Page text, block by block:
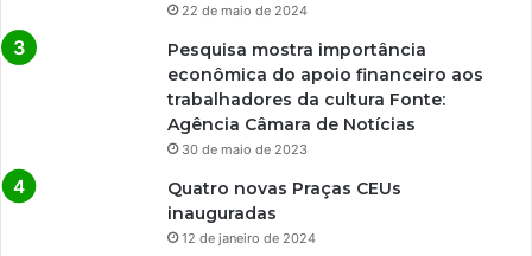
22 de maio de 2024
Pesquisa mostra importância
econômica do apoio financeiro aos
trabalhadores da cultura Fonte:
Agência Câmara de Notícias
30 de maio de 2023
Quatro novas Praças CEUs
inauguradas
12 de janeiro de 2024